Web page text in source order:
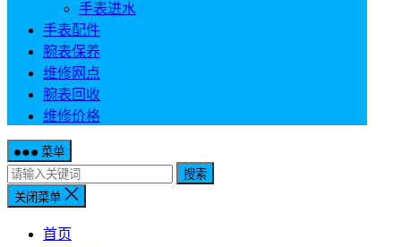
手表进水
手表配件
腕表保养
维修网点
腕表回收
维修价格
菜单
搜索
关闭菜单
首页